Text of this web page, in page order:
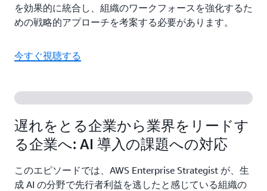
を効果的に統合し、組織のワークフォースを強化するた
めの戦略的アプローチを考案する必要があります。
今すぐ視聴する
遅れをとる企業から業界をリードす
る企業へ: AI 導入の課題への対応
このエピソードでは、AWS Enterprise Strategist が、生
成 AI の分野で先行者利益を逃したと感じている組織の